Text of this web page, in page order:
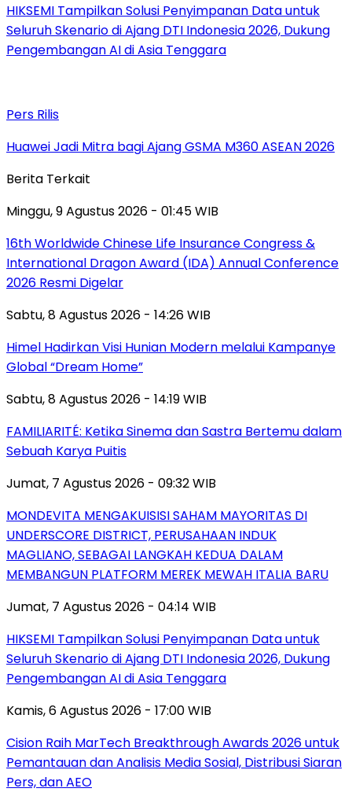
HIKSEMI Tampilkan Solusi Penyimpanan Data untuk
Seluruh Skenario di Ajang DTI Indonesia 2026, Dukung
Pengembangan AI di Asia Tenggara
Pers Rilis
Huawei Jadi Mitra bagi Ajang GSMA M360 ASEAN 2026
Berita Terkait
Minggu, 9 Agustus 2026 - 01:45 WIB
16th Worldwide Chinese Life Insurance Congress &
International Dragon Award (IDA) Annual Conference
2026 Resmi Digelar
Sabtu, 8 Agustus 2026 - 14:26 WIB
Himel Hadirkan Visi Hunian Modern melalui Kampanye
Global “Dream Home”
Sabtu, 8 Agustus 2026 - 14:19 WIB
FAMILIARITÉ: Ketika Sinema dan Sastra Bertemu dalam
Sebuah Karya Puitis
Jumat, 7 Agustus 2026 - 09:32 WIB
MONDEVITA MENGAKUISISI SAHAM MAYORITAS DI
UNDERSCORE DISTRICT, PERUSAHAAN INDUK
MAGLIANO, SEBAGAI LANGKAH KEDUA DALAM
MEMBANGUN PLATFORM MEREK MEWAH ITALIA BARU
Jumat, 7 Agustus 2026 - 04:14 WIB
HIKSEMI Tampilkan Solusi Penyimpanan Data untuk
Seluruh Skenario di Ajang DTI Indonesia 2026, Dukung
Pengembangan AI di Asia Tenggara
Kamis, 6 Agustus 2026 - 17:00 WIB
Cision Raih MarTech Breakthrough Awards 2026 untuk
Pemantauan dan Analisis Media Sosial, Distribusi Siaran
Pers, dan AEO